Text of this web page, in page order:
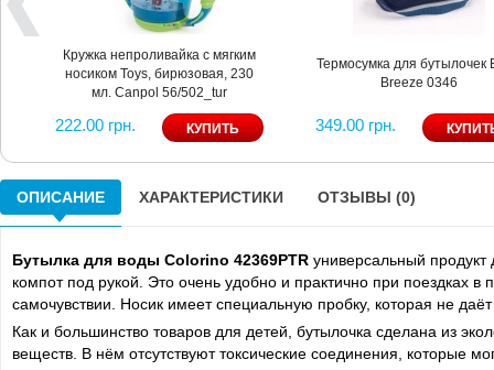
Кружка непроливайка с мягким
носиком Toys, бирюзовая, 230
мл. Canpol 56/502_tur
222.00 грн.
Термосумка для бутылочек
Breeze 0346
349.00 грн.
ОПИСАНИЕ ХАРАКТЕРИСТИКИ ОТЗЫВЫ (0)
Бутылка для воды Colorino 42369PTR универсальный
компот под рукой. Это очень удобно и практично при поездках в
самочувствии. Носик имеет специальную пробку, которая не
Как и большинство товаров для детей, бутылочка сделана из
веществ. В нём отсутствуют токсические соединения, которые